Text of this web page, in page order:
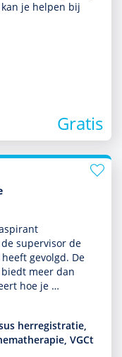
je helpen bij
Gratis
super­visor de
gevolgd. De
meer dan
hoe je …
herregistratie,
VGCt